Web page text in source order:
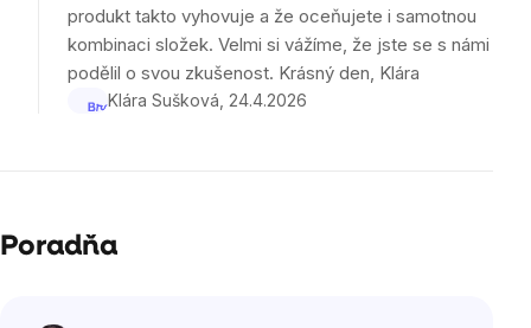
hviezdičiek.
Klára Sušková 24.4.2026
produkt takto vyhovuje a že oceňujete i samotnou
kombinaci složek. Velmi si vážíme, že jste se s námi
podělil o svou zkušenost. Krásný den, Klára
Poradňa